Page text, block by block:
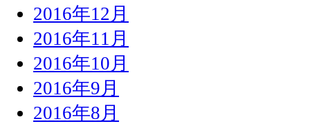
2016年12月
2016年11月
2016年10月
2016年9月
2016年8月